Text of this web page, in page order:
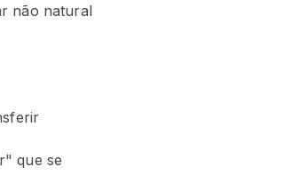
não natural
que se